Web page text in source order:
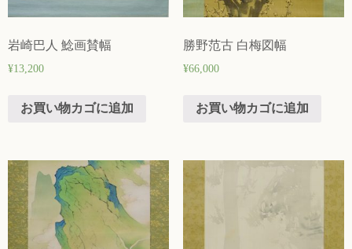
岩崎巴人 鯰画賛幅
¥13,200
お買い物カゴに追加
勝野范古 白梅図幅
¥66,000
お買い物カゴに追加